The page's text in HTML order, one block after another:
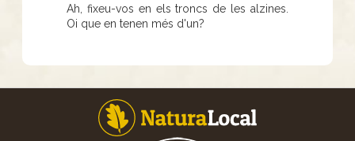
Ah, fixeu-vos en els troncs de les alzines.
Oi que en tenen més d'un?